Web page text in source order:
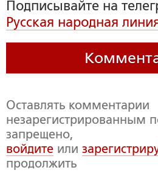
Подписывайте на
Русская народная
Оставлять комментарии
незарегистрированным
запрещено,
войдите или
продолжить